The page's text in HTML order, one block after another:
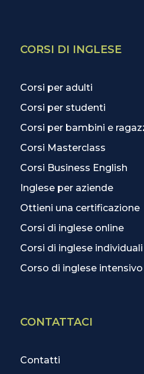
CORSI DI INGLESE
Corsi per adulti
Corsi per studenti
Corsi per bambini e
Corsi Masterclass
Corsi Business English
Inglese per aziende
Ottieni una certificazione
Corsi di inglese online
Corsi di inglese individuali
Corso di inglese intensivo
CONTATTACI
Contatti